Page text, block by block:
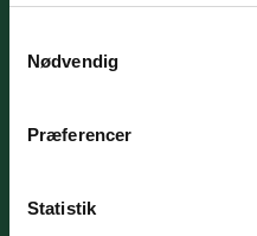
Nødvendig
Præferencer
Statistik